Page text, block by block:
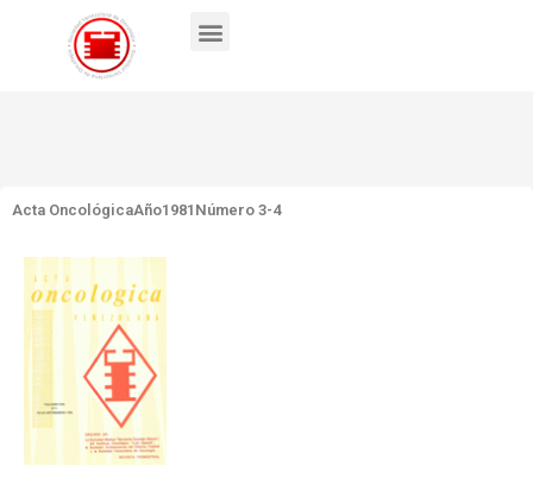
Acta OncológicaAño1981 Número 3-4